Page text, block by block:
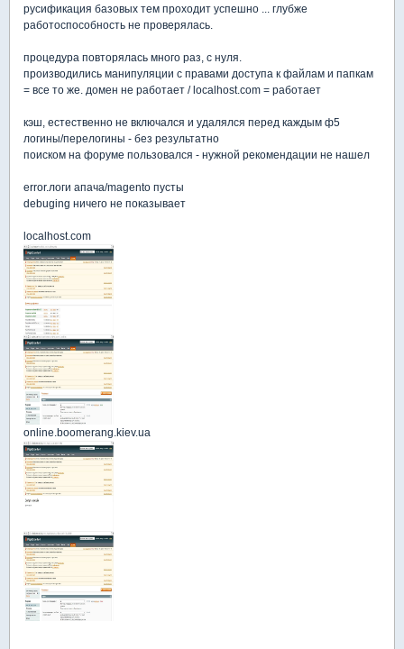
русификация базовых тем проходит успешно ... глубже
работоспособность не проверялась.
процедура повторялась много раз, с нуля.
производились манипуляции с правами доступа к файлам и папкам
= все то же. домен не работает / localhost.com = работает
кэш, естественно не включался и удалялся перед каждым ф5
логины/перелогины - без результатно
поиском на форуме пользовался - нужной рекомендации не нашел
error.логи апача/magento пусты
debuging ничего не показывает
localhost.com
online.boomerang.kiev.ua